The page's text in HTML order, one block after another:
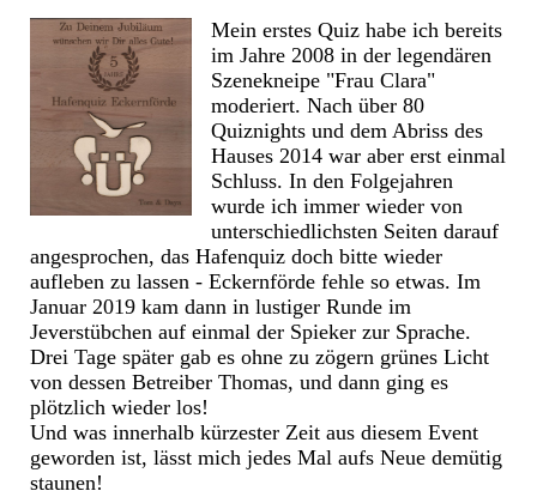
Mein erstes Quiz habe ich bereits
im Jahre 2008 in der legendären
Szenekneipe "Frau Clara"
moderiert. Nach über 80
Quiznights und dem Abriss des
Hauses 2014 war aber erst einmal
Schluss. In den Folgejahren
wurde ich immer wieder von
unterschiedlichsten Seiten darauf
angesprochen, das Hafenquiz doch bitte wieder
aufleben zu lassen - Eckernförde fehle so etwas. Im
Januar 2019 kam dann in lustiger Runde im
Jeverstübchen auf einmal der Spieker zur Sprache.
Drei Tage später gab es ohne zu zögern grünes Licht
von dessen Betreiber Thomas, und dann ging es
plötzlich wieder los!
Und was innerhalb kürzester Zeit aus diesem Event
geworden ist, lässt mich jedes Mal aufs Neue demütig
staunen!